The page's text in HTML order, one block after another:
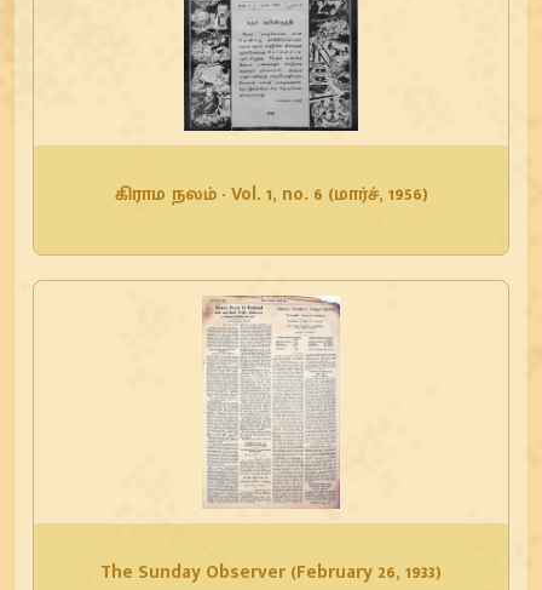
கிராம நலம் - Vol. 1, no. 6 (மார்ச், 1956)
The Sunday Observer (February 26, 1933)